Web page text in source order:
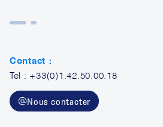
Contact :
Tel : +33(0)1.42.50.00.18
Nous contacter